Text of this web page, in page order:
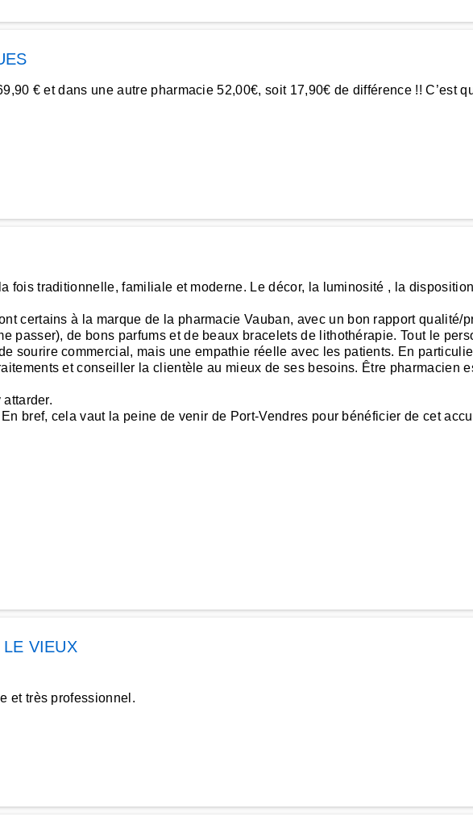
€ et dans une autre pharmacie 52,00€, soit 17,90€ de différence !! C’est
fois traditionnelle, familiale et moderne. Le décor, la luminosité , la
certains à la marque de la pharmacie Vauban, avec un bon rapport qualité/
passer), de bons parfums et de beaux bracelets de lithothérapie. Tout le
sourire commercial, mais une empathie réelle avec les patients. En
et conseiller la clientèle au mieux de ses besoins. Être pharmacien
bref, cela vaut la peine de venir de Port-Vendres pour bénéficier de cet
LE VIEUX
et très professionnel.